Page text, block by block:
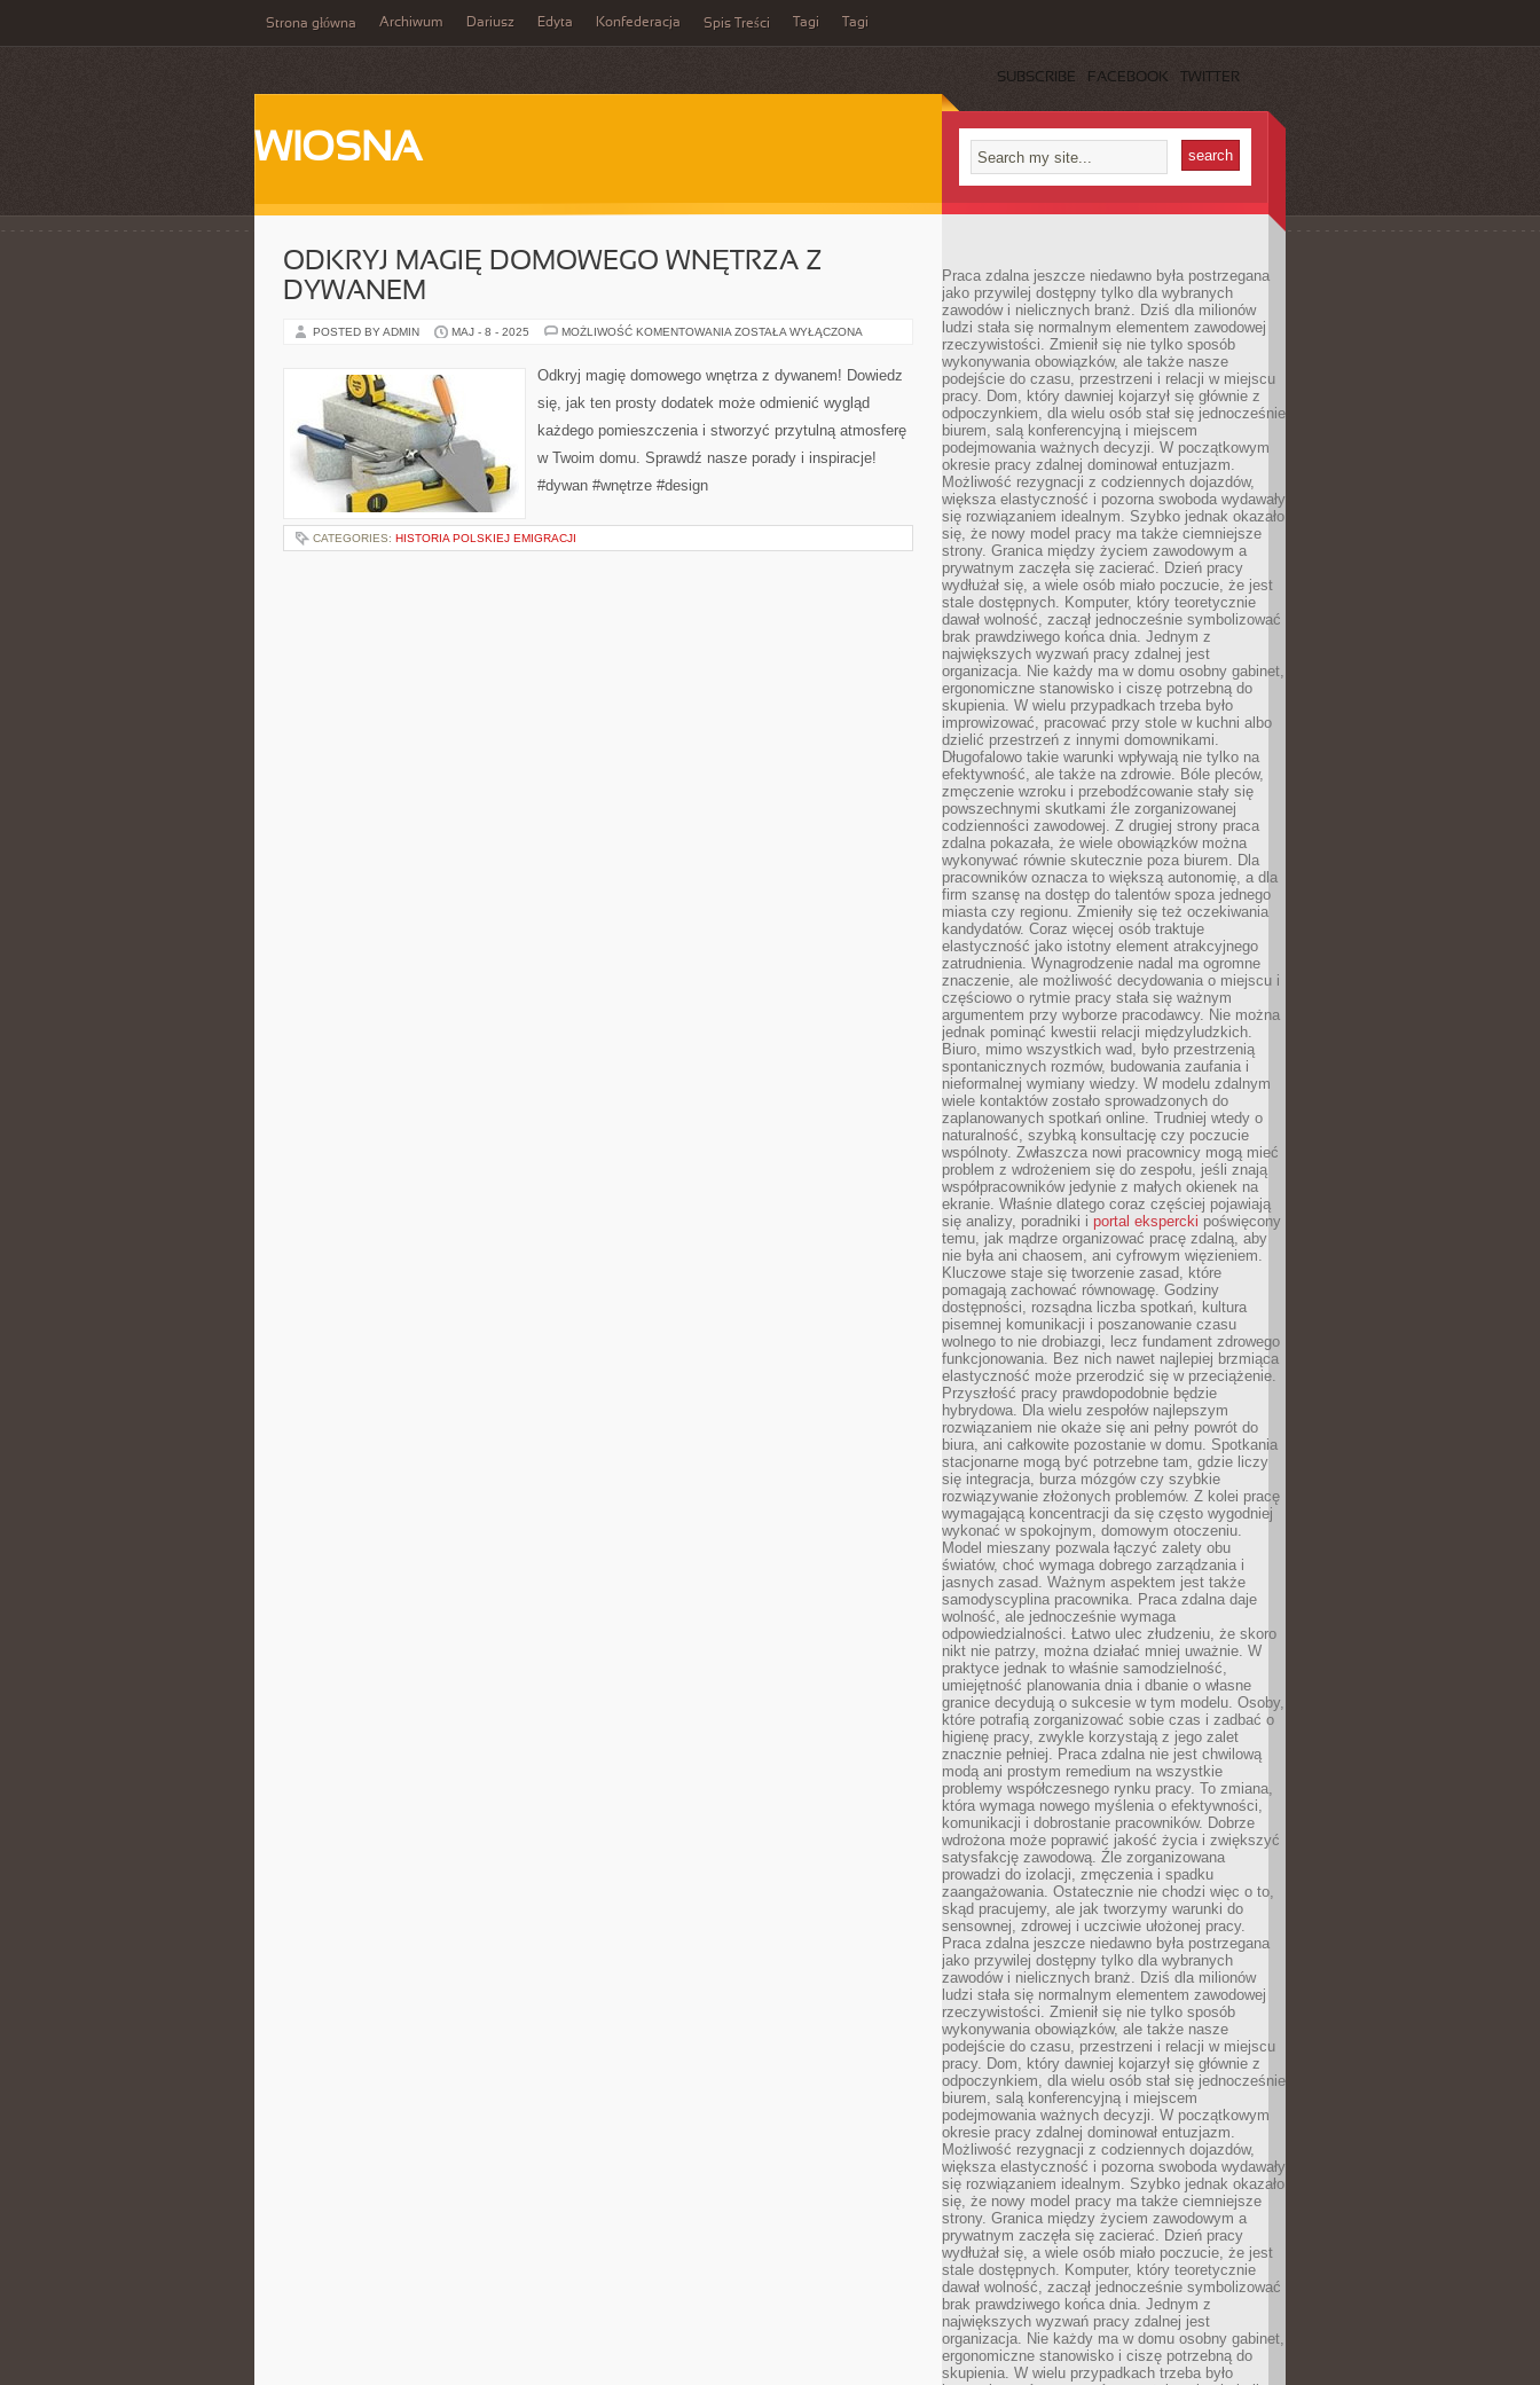
Strona główna Archiwum Dariusz Edyta Konfederacja Spis Treści Tagi Tagi
SUBSCRIBE FACEBOOK TWITTER
WIOSNA
ODKRYJ MAGIĘ DOMOWEGO WNĘTRZA Z
DYWANEM
POSTED BY ADMIN MAJ - 8 - 2025 MOŻLIWOŚĆ KOMENTOWANIA ODKRYJ
WNĘTRZA
Z
ZOSTAŁA WYŁĄCZONA
Odkryj magię domowego wnętrza z dywanem! Dowiedz
się, jak ten prosty dodatek może odmienić wygląd
każdego pomieszczenia i stworzyć przytulną atmosferę
w Twoim domu. Sprawdź nasze porady i inspiracje!
#dywan #wnętrze #design
CATEGORIES: HISTORIA POLSKIEJ EMIGRACJI
Praca zdalna jeszcze niedawno była postrzegana
jako przywilej dostępny tylko dla wybranych
zawodów i nielicznych branż. Dziś dla milionów
ludzi stała się normalnym elementem zawodowej
rzeczywistości. Zmienił się nie tylko sposób
wykonywania obowiązków, ale także nasze
podejście do czasu, przestrzeni i relacji w miejscu
pracy. Dom, który dawniej kojarzył się głównie z
odpoczynkiem, dla wielu osób stał się jednocześnie
biurem, salą konferencyjną i miejscem
podejmowania ważnych decyzji. W początkowym
okresie pracy zdalnej dominował entuzjazm.
Możliwość rezygnacji z codziennych dojazdów,
większa elastyczność i pozorna swoboda wydawały
się rozwiązaniem idealnym. Szybko jednak okazało
się, że nowy model pracy ma także ciemniejsze
strony. Granica między życiem zawodowym a
prywatnym zaczęła się zacierać. Dzień pracy
wydłużał się, a wiele osób miało poczucie, że jest
stale dostępnych. Komputer, który teoretycznie
dawał wolność, zaczął jednocześnie symbolizować
brak prawdziwego końca dnia. Jednym z
największych wyzwań pracy zdalnej jest
organizacja. Nie każdy ma w domu osobny gabinet,
ergonomiczne stanowisko i ciszę potrzebną do
skupienia. W wielu przypadkach trzeba było
improwizować, pracować przy stole w kuchni albo
dzielić przestrzeń z innymi domownikami.
Długofalowo takie warunki wpływają nie tylko na
efektywność, ale także na zdrowie. Bóle pleców,
zmęczenie wzroku i przebodźcowanie stały się
powszechnymi skutkami źle zorganizowanej
codzienności zawodowej. Z drugiej strony praca
zdalna pokazała, że wiele obowiązków można
wykonywać równie skutecznie poza biurem. Dla
pracowników oznacza to większą autonomię, a dla
firm szansę na dostęp do talentów spoza jednego
miasta czy regionu. Zmieniły się też oczekiwania
kandydatów. Coraz więcej osób traktuje
elastyczność jako istotny element atrakcyjnego
zatrudnienia. Wynagrodzenie nadal ma ogromne
znaczenie, ale możliwość decydowania o miejscu i
częściowo o rytmie pracy stała się ważnym
argumentem przy wyborze pracodawcy. Nie można
jednak pominąć kwestii relacji międzyludzkich.
Biuro, mimo wszystkich wad, było przestrzenią
spontanicznych rozmów, budowania zaufania i
nieformalnej wymiany wiedzy. W modelu zdalnym
wiele kontaktów zostało sprowadzonych do
zaplanowanych spotkań online. Trudniej wtedy o
naturalność, szybką konsultację czy poczucie
wspólnoty. Zwłaszcza nowi pracownicy mogą mieć
problem z wdrożeniem się do zespołu, jeśli znają
współpracowników jedynie z małych okienek na
ekranie. Właśnie dlatego coraz częściej pojawiają
się analizy, poradniki i portal ekspercki poświęcony
temu, jak mądrze organizować pracę zdalną, aby
nie była ani chaosem, ani cyfrowym więzieniem.
Kluczowe staje się tworzenie zasad, które
pomagają zachować równowagę. Godziny
dostępności, rozsądna liczba spotkań, kultura
pisemnej komunikacji i poszanowanie czasu
wolnego to nie drobiazgi, lecz fundament zdrowego
funkcjonowania. Bez nich nawet najlepiej brzmiąca
elastyczność może przerodzić się w przeciążenie.
Przyszłość pracy prawdopodobnie będzie
hybrydowa. Dla wielu zespołów najlepszym
rozwiązaniem nie okaże się ani pełny powrót do
biura, ani całkowite pozostanie w domu. Spotkania
stacjonarne mogą być potrzebne tam, gdzie liczy
się integracja, burza mózgów czy szybkie
rozwiązywanie złożonych problemów. Z kolei pracę
wymagającą koncentracji da się często wygodniej
wykonać w spokojnym, domowym otoczeniu.
Model mieszany pozwala łączyć zalety obu
światów, choć wymaga dobrego zarządzania i
jasnych zasad. Ważnym aspektem jest także
samodyscyplina pracownika. Praca zdalna daje
wolność, ale jednocześnie wymaga
odpowiedzialności. Łatwo ulec złudzeniu, że skoro
nikt nie patrzy, można działać mniej uważnie. W
praktyce jednak to właśnie samodzielność,
umiejętność planowania dnia i dbanie o własne
granice decydują o sukcesie w tym modelu. Osoby,
które potrafią zorganizować sobie czas i zadbać o
higienę pracy, zwykle korzystają z jego zalet
znacznie pełniej. Praca zdalna nie jest chwilową
modą ani prostym remedium na wszystkie
problemy współczesnego rynku pracy. To zmiana,
która wymaga nowego myślenia o efektywności,
komunikacji i dobrostanie pracowników. Dobrze
wdrożona może poprawić jakość życia i zwiększyć
satysfakcję zawodową. Źle zorganizowana
prowadzi do izolacji, zmęczenia i spadku
zaangażowania. Ostatecznie nie chodzi więc o to,
skąd pracujemy, ale jak tworzymy warunki do
sensownej, zdrowej i uczciwie ułożonej pracy.
Praca zdalna jeszcze niedawno była postrzegana
jako przywilej dostępny tylko dla wybranych
zawodów i nielicznych branż. Dziś dla milionów
ludzi stała się normalnym elementem zawodowej
rzeczywistości. Zmienił się nie tylko sposób
wykonywania obowiązków, ale także nasze
podejście do czasu, przestrzeni i relacji w miejscu
pracy. Dom, który dawniej kojarzył się głównie z
odpoczynkiem, dla wielu osób stał się jednocześnie
biurem, salą konferencyjną i miejscem
podejmowania ważnych decyzji. W początkowym
okresie pracy zdalnej dominował entuzjazm.
Możliwość rezygnacji z codziennych dojazdów,
większa elastyczność i pozorna swoboda wydawały
się rozwiązaniem idealnym. Szybko jednak okazało
się, że nowy model pracy ma także ciemniejsze
strony. Granica między życiem zawodowym a
prywatnym zaczęła się zacierać. Dzień pracy
wydłużał się, a wiele osób miało poczucie, że jest
stale dostępnych. Komputer, który teoretycznie
dawał wolność, zaczął jednocześnie symbolizować
brak prawdziwego końca dnia. Jednym z
największych wyzwań pracy zdalnej jest
organizacja. Nie każdy ma w domu osobny gabinet,
ergonomiczne stanowisko i ciszę potrzebną do
skupienia. W wielu przypadkach trzeba było